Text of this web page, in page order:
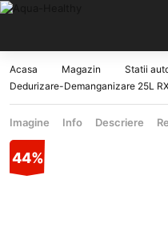
Acasa Magazin Statii
Dedurizare-Demanganizare 25L
Imagine Info Descriere
44%